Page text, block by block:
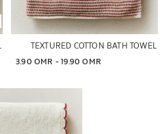
TEXTURED COTTON BATH TOWEL
3.90 OMR - 19.90 OMR